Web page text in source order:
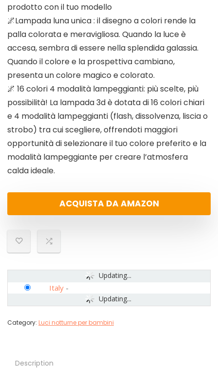
prodotto con il tuo modello
🌌Lampada luna unica : il disegno a colori rende la
palla colorata e meravigliosa. Quando la luce è
accesa, sembra di essere nella splendida galassia.
Quando il colore e la prospettiva cambiano,
presenta un colore magico e colorato.
🌌 16 colori 4 modalità lampeggianti: più scelte, più
possibilità! La lampada 3d è dotata di 16 colori chiari
e 4 modalità lampeggianti (flash, dissolvenza, liscia o
strobo) tra cui scegliere, offrendoti maggiori
opportunità di selezionare il tuo colore preferito e la
modalità lampeggiante per creare l’atmosfera
calda ideale.
ACQUISTA DA AMAZON
Updating...
Updating...
Italy -
Category: Luci notturne per bambini
Description